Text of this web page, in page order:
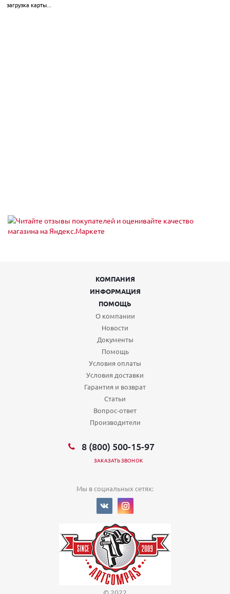
загрузка карты...
КОМПАНИЯ
ИНФОРМАЦИЯ
ПОМОЩЬ
О компании
Новости
Документы
Помощь
Условия оплаты
Условия доставки
Гарантия и возврат
Статьи
Вопрос-ответ
Производители
8 (800) 500-15-97
ЗАКАЗАТЬ ЗВОНОК
Мы в социальных сетях: